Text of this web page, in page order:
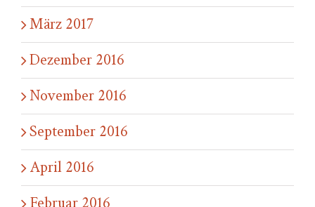
März 2017
Dezember 2016
November 2016
September 2016
April 2016